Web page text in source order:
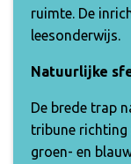
ruimte. De
leesonderwijs.
Natuurlijke
De brede trap
tribune richting
groen- en